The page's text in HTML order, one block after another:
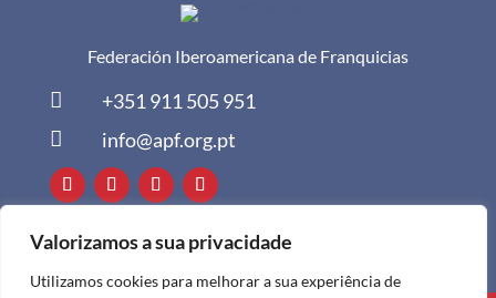
Valorizamos a sua privacidade
Utilizamos cookies para melhorar a sua experiência de
Federación Iberoamericana de Franquicias
 +351 911 505 951
 info@apf.org.pt